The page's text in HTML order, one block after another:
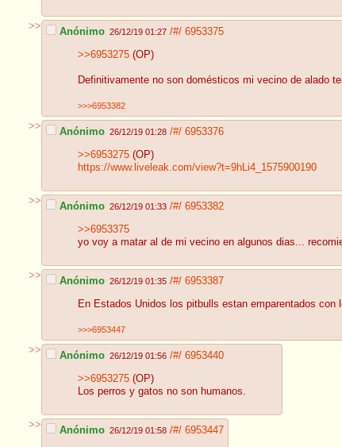
>> Anónimo 26/12/19 01:27 /#/ 6953375
>>6953275 (OP)
Definitivamente no son domésticos mi vecino de alado
>>>6953382
>> Anónimo 26/12/19 01:28 /#/ 6953376
>>6953275 (OP)
https://www.liveleak.com/view?t=9hLi4_1575900190
>> Anónimo 26/12/19 01:33 /#/ 6953382
>>6953375
yo voy a matar al de mi vecino en algunos dias...
>> Anónimo 26/12/19 01:35 /#/ 6953387
En Estados Unidos los pitbulls estan emparentados con
>>>6953447
>> Anónimo 26/12/19 01:56 /#/ 6953440
>>6953275 (OP)
Los perros y gatos no son humanos.
>> Anónimo 26/12/19 01:58 /#/ 6953447